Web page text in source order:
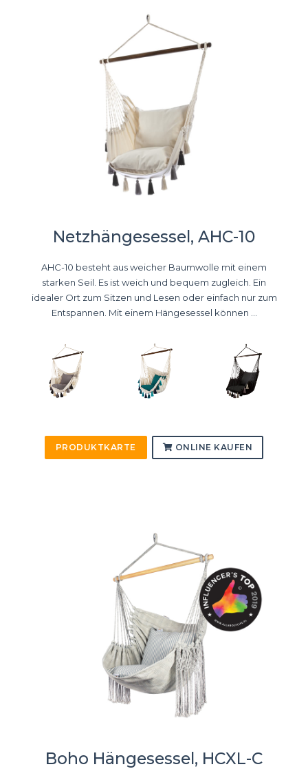
Netzhängesessel, AHC-10
AHC-10 besteht aus weicher Baumwolle mit einem
starken Seil. Es ist weich und bequem zugleich. Ein
idealer Ort zum Sitzen und Lesen oder einfach nur zum
Entspannen. Mit einem Hängesessel können ...
PRODUKTKARTE ONLINE KAUFEN
Boho Hängesessel, HCXL-C